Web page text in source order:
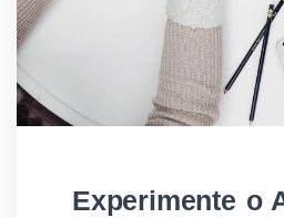
Experimente o